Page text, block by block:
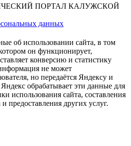
ПОРТАЛ КАЛУЖСКОЙ
данных
об использовании сайта, в том
он функционирует,
конверсию и статистику
не может
но передаётся Яндексу и
обрабатывает эти данные для
использования сайта, составления
предоставления других услуг.